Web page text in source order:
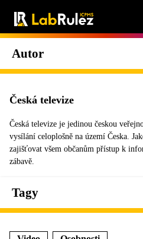
Autor
Česká televize
Česká televize je jedinou českou
vysílání celoplošně na území Česka.
zajišťovat všem občanům přístup k
zábavě.
Tagy